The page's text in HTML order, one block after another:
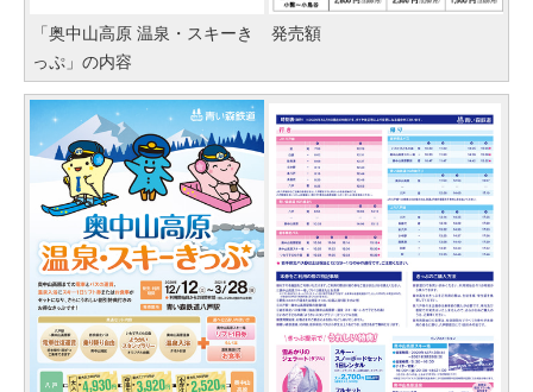
「奥中山高原 温泉・スキーき
っぷ」の内容
発売額